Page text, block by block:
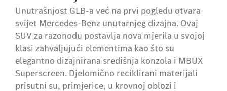
Unutrašnjost GLB-a već na prvi pogledu otvara
svijet Mercedes-Benz unutarnjeg dizajna. Ovaj
SUV za razonodu postavlja nova mjerila u svojoj
klasi zahvaljujući elementima kao što su
elegantno dizajnirana središnja konzola i MBUX
Superscreen. Djelomično reciklirani materijali
prisutni su, primjerice, u krovnoj oblozi i